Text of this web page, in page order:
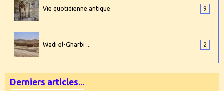
Vie quotidienne antique 9
Wadi el-Gharbi ... 2
Derniers articles...